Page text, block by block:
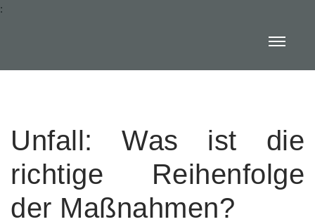
:
Unfall: Was ist die
richtige Reihenfolge
der Maßnahmen?